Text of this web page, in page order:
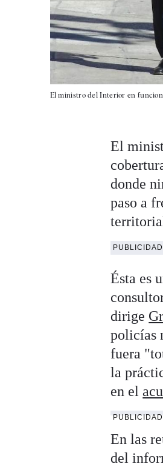
El ministro del Interior en
El
donde
paso a
PUBLICIDAD
Ésta es
dirige
policías
fuera
la
en el
PUBLICIDAD
En las
del